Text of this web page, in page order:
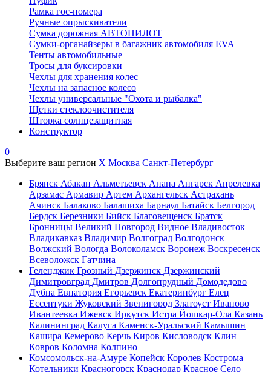
Рамка гос-номера
Ручные опрыскиватели
Сумка дорожная АВТОПИЛОТ
Сумки-органайзеры в багажник автомобиля EVA
Тенты автомобильные
Тросы для буксировки
Чехлы для хранения колес
Чехлы на запасное колесо
Чехлы универсальные "Охота и рыбалка"
Щетки стеклоочистителя
Шторка солнцезащитная
Конструктор
0
Выберите ваш регион X Москва Санкт-Петербург
Брянск Абакан Альметьевск Анапа Ангарск Апрелевка
Арзамас Армавир Артем Архангельск Астрахань
Ачинск Балаково Балашиха Барнаул Батайск Белгород
Бердск Березники Бийск Благовещенск Братск
Бронницы Великий Новгород Видное Владивосток
Владикавказ Владимир Волгоград Волгодонск
Волжский Вологда Волоколамск Воронеж Воскресенск
Всеволожск Гатчина
Геленджик Грозный Дзержинск Дзержинский
Димитровград Дмитров Долгопрудный Домодедово
Дубна Евпатория Егорьевск Екатеринбург Елец
Ессентуки Жуковский Звенигород Златоуст Иваново
Ивантеевка Ижевск Иркутск Истра Йошкар-Ола Казань
Калининград Калуга Каменск-Уральский Камышин
Кашира Кемерово Керчь Киров Кисловодск Клин
Ковров Коломна Колпино
Комсомольск-на-Амуре Копейск Королев Кострома
Котельники Красногорск Краснодар Красное Село